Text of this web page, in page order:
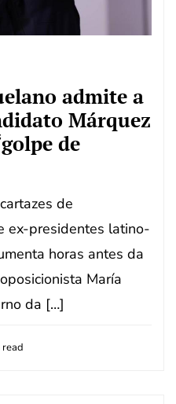
admite a
Márquez
de
de
ex-presidentes latino-
horas antes da
María
da […]